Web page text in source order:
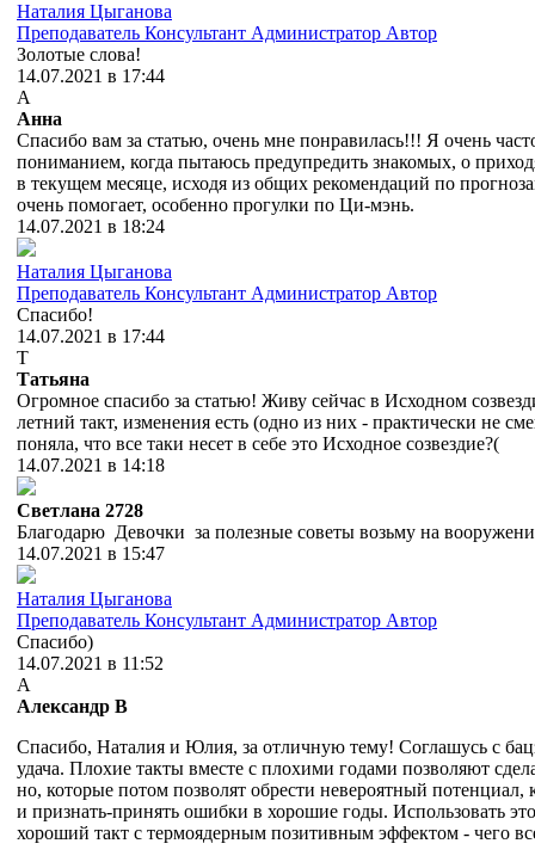
Наталия Цыганова
Преподаватель Консультант Администратор Автор
Золотые слова!
14.07.2021 в 17:44
А
Анна
Спасибо вам за статью, очень мне понравилась!!! Я очень
пониманием, когда пытаюсь предупредить знакомых, о
в текущем месяце, исходя из общих рекомендаций по
очень помогает, особенно прогулки по Ци-мэнь.
14.07.2021 в 18:24
Наталия Цыганова
Преподаватель Консультант Администратор Автор
Спасибо!
14.07.2021 в 17:44
Т
Татьяна
Огромное спасибо за статью! Живу сейчас в Исходном
летний такт, изменения есть (одно из них - практически не
поняла, что все таки несет в себе это Исходное созвездие?(
14.07.2021 в 14:18
Cветлана 2728
Благодарю Девочки за полезные советы возьму на
14.07.2021 в 15:47
Наталия Цыганова
Преподаватель Консультант Администратор Автор
Спасибо)
14.07.2021 в 11:52
А
Александр В
Спасибо, Наталия и Юлия, за отличную тему! Соглашусь с
удача. Плохие такты вместе с плохими годами позволяют
но, которые потом позволят обрести невероятный потенциал,
и признать-принять ошибки в хорошие годы. Использовать
хороший такт с термоядерным позитивным эффектом - чего